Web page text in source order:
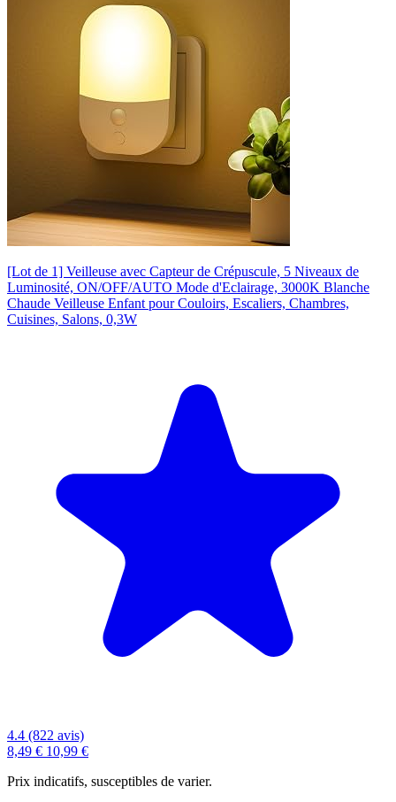
[Lot de 1] Veilleuse avec Capteur de Crépuscule, 5 Niveaux de
Luminosité, ON/OFF/AUTO Mode d'Eclairage, 3000K Blanche
Chaude Veilleuse Enfant pour Couloirs, Escaliers, Chambres,
Cuisines, Salons, 0,3W
4.4 (822 avis)
8,49 € 10,99 €
Prix indicatifs, susceptibles de varier.